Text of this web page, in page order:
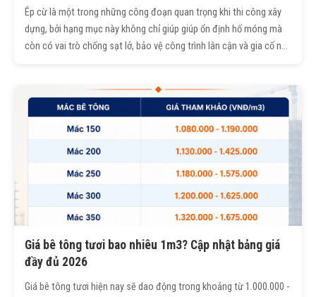
Ép cừ là một trong những công đoạn quan trọng khi thi công xây
dựng, bởi hạng mục này không chỉ giúp giúp ổn định hố móng mà
còn có vai trò chống sạt lở, bảo vệ công trình lân cận và gia cố nền
được cập nhật mới nhất!
Giá bê tông tươi bao nhiêu 1m3? Cập nhật bảng giá
đầy đủ 2026
Giá bê tông tươi hiện nay sẽ dao động trong khoảng từ 1.000.000 -